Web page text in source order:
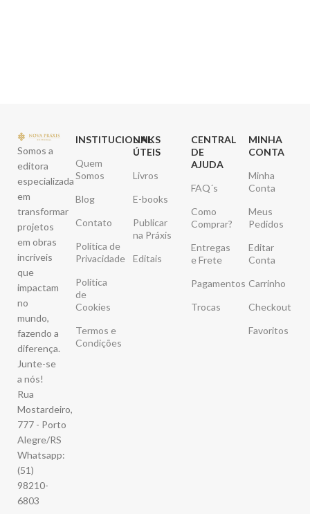
Somos a
editora
especializada
em
transformar
projetos
em obras
incríveis
que
impactam
no
mundo,
fazendo a
diferença.
Junte-se
a nós!
Rua
Mostardeiro,
777 - Porto
Alegre/RS
Whatsapp:
(51)
98210-
6803
INSTITUCIONAL
Quem
Somos
Blog
Contato
Política de
Privacidade
Política
de
Cookies
Termos e
Condições
LINKS
ÚTEIS
Livros
E-books
Publicar
na Práxis
Editais
CENTRAL
DE
AJUDA
FAQ´s
Como
Comprar?
Entregas
e Frete
Pagamentos
Trocas
MINHA
CONTA
Minha
Conta
Meus
Pedidos
Editar
Conta
Carrinho
Checkout
Favoritos